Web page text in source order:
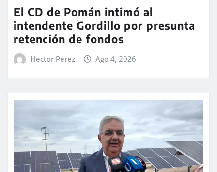
El CD de Pomán intimó al
intendente Gordillo por presunta
retención de fondos
Hector Perez Ago 4, 2026